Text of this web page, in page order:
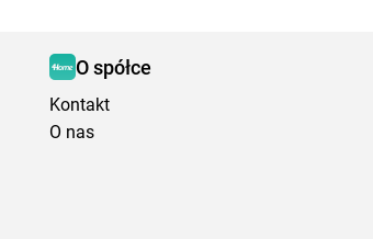
O spółce
Kontakt
O nas